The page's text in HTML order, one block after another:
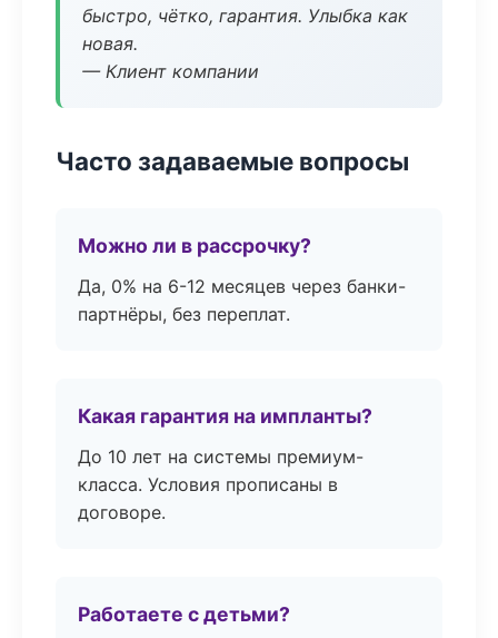
быстро, чётко, гарантия. Улыбка как
новая.
— Клиент компании
Часто задаваемые вопросы
Можно ли в рассрочку?
Да, 0% на 6-12 месяцев через банки-
партнёры, без переплат.
Какая гарантия на импланты?
До 10 лет на системы премиум-
класса. Условия прописаны в
договоре.
Работаете с детьми?